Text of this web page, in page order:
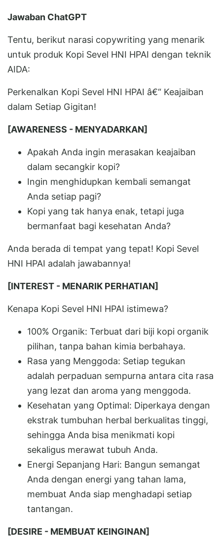
Jawaban ChatGPT
Tentu, berikut narasi copywriting yang menarik
untuk produk Kopi Sevel HNI HPAI dengan teknik
AIDA:
Perkenalkan Kopi Sevel HNI HPAI â€“ Keajaiban
dalam Setiap Gigitan!
[AWARENESS - MENYADARKAN]
Apakah Anda ingin merasakan keajaiban
dalam secangkir kopi?
Ingin menghidupkan kembali semangat
Anda setiap pagi?
Kopi yang tak hanya enak, tetapi juga
bermanfaat bagi kesehatan Anda?
Anda berada di tempat yang tepat! Kopi Sevel
HNI HPAI adalah jawabannya!
[INTEREST - MENARIK PERHATIAN]
Kenapa Kopi Sevel HNI HPAI istimewa?
100% Organik: Terbuat dari biji kopi organik
pilihan, tanpa bahan kimia berbahaya.
Rasa yang Menggoda: Setiap tegukan
adalah perpaduan sempurna antara cita rasa
yang lezat dan aroma yang menggoda.
Kesehatan yang Optimal: Diperkaya dengan
ekstrak tumbuhan herbal berkualitas tinggi,
sehingga Anda bisa menikmati kopi
sekaligus merawat tubuh Anda.
Energi Sepanjang Hari: Bangun semangat
Anda dengan energi yang tahan lama,
membuat Anda siap menghadapi setiap
tantangan.
[DESIRE - MEMBUAT KEINGINAN]